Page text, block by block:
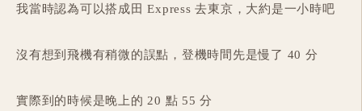
我當時認為可以搭成田 Express 去東京，大約是一小時吧
沒有想到飛機有稍微的誤點，登機時間先是慢了 40 分
實際到的時候是晚上的 20 點 55 分